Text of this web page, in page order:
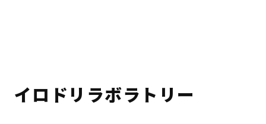
イロドリラボラトリー